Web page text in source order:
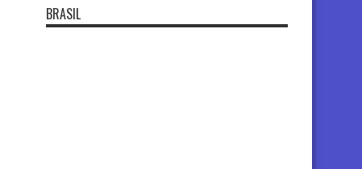
BRASIL